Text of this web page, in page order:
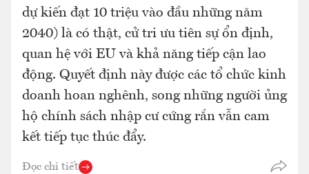
dự kiến đạt 10 triệu vào đầu những năm
2040) là có thật, cử tri ưu tiên sự ổn định,
quan hệ với EU và khả năng tiếp cận lao
động. Quyết định này được các tổ chức kinh
doanh hoan nghênh, song những người ủng
hộ chính sách nhập cư cứng rắn vẫn cam
kết tiếp tục thúc đẩy.
Đọc chi tiết